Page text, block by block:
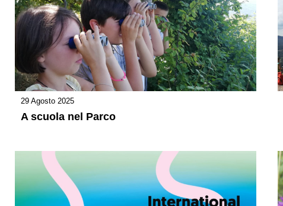
29 Agosto 2025
A scuola nel Parco